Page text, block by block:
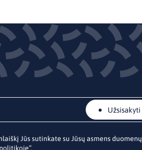
Užsisakyti
Jūs sutinkate su Jūsų asmens duomenų
”.